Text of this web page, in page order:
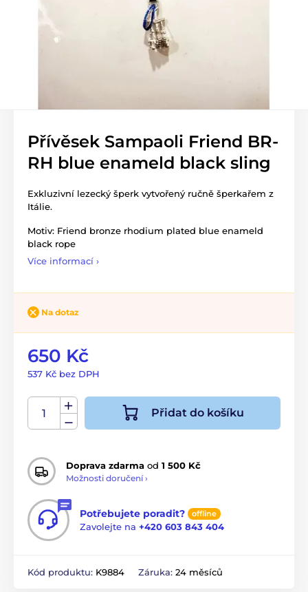
Přívěsek Sampaoli Friend BR-
RH blue enameld black sling
Exkluzivní lezecký šperk vytvořený ručně šperkařem z
Itálie.
Motiv: Friend bronze rhodium plated blue enameld
black rope
Více informací ›
Na dotaz
650 Kč
537 Kč bez DPH
Přidat do košíku
Doprava zdarma od 1 500 Kč
Možnosti doručení ›
Potřebujete poradit? offline
Zavolejte na +420 603 843 404
Kód produktu: K9884 Záruka: 24 měsíců